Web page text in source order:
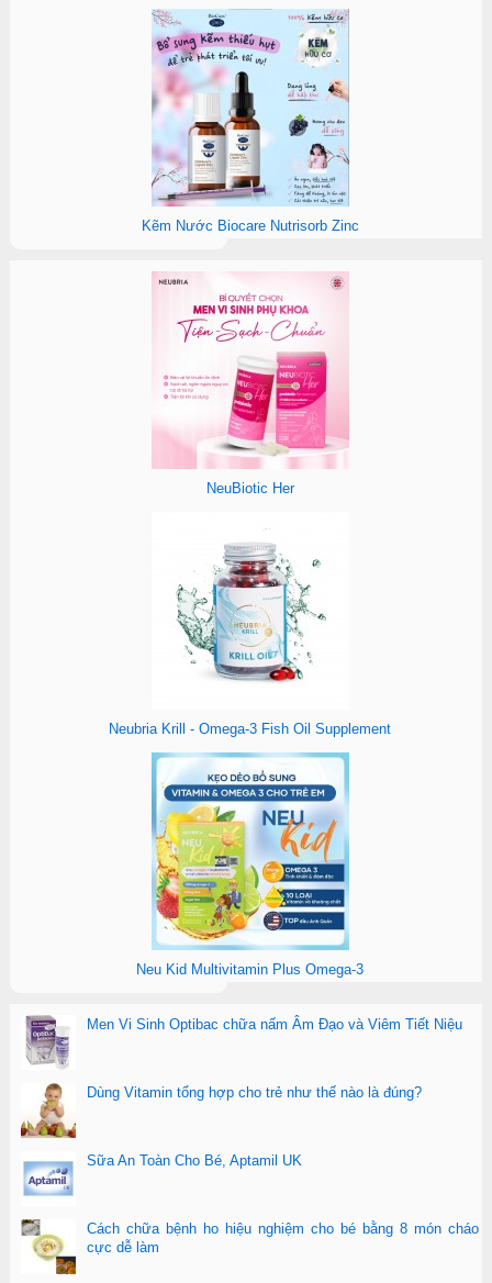
Kẽm Nước Biocare Nutrisorb Zinc
NeuBiotic Her
Neubria Krill - Omega-3 Fish Oil Supplement
Neu Kid Multivitamin Plus Omega-3
Men Vi Sinh Optibac chữa nấm Âm Đạo và Viêm Tiết Niệu
Dùng Vitamin tổng hợp cho trẻ như thế nào là đúng?
Sữa An Toàn Cho Bé, Aptamil UK
Cách chữa bệnh ho hiệu nghiệm cho bé bằng 8 món cháo
cực dễ làm